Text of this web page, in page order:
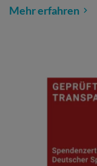
Mehr erfahren